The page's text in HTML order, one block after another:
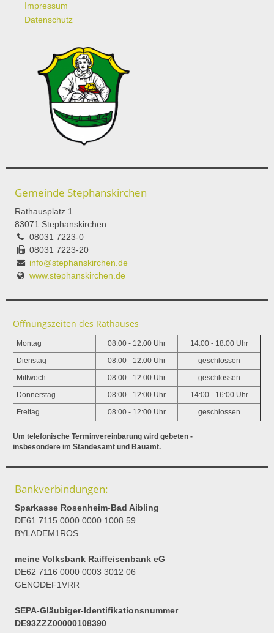
Impressum
Datenschutz
Gemeinde Stephanskirchen
Rathausplatz 1
83071 Stephanskirchen
08031 7223-0
08031 7223-20
info@stephanskirchen.de
www.stephanskirchen.de
Öffnungszeiten des Rathauses
Montag 08:00 - 12:00 Uhr 14:00 - 18:00 Uhr
Dienstag 08:00 - 12:00 Uhr geschlossen
Mittwoch 08:00 - 12:00 Uhr geschlossen
Donnerstag 08:00 - 12:00 Uhr 14:00 - 16:00 Uhr
Freitag 08:00 - 12:00 Uhr geschlossen
Um telefonische Terminvereinbarung wird gebeten -
insbesondere im Standesamt und Bauamt.
Bankverbindungen:
Sparkasse Rosenheim-Bad Aibling
DE61 7115 0000 0000 1008 59
BYLADEM1ROS
meine Volksbank Raiffeisenbank eG
DE62 7116 0000 0003 3012 06
GENODEF1VRR
SEPA-Gläubiger-Identifikationsnummer
DE93ZZZ00000108390